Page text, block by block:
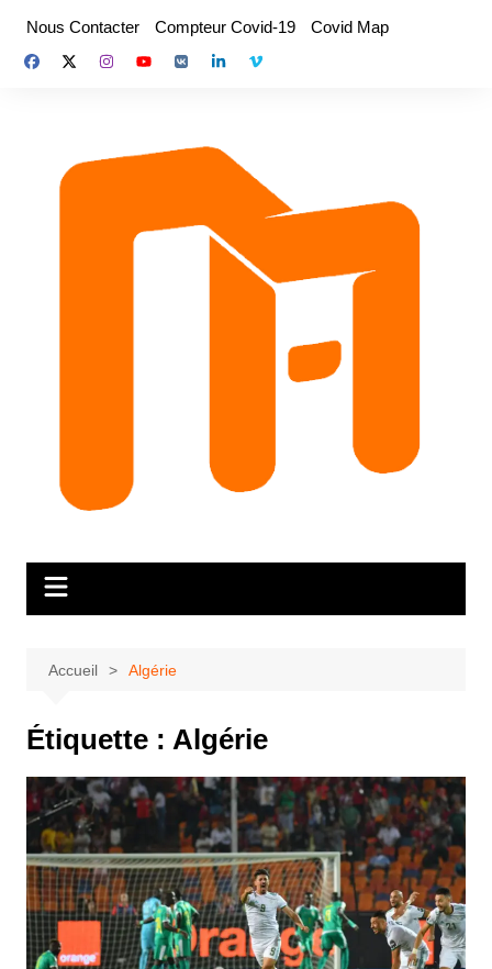
contenu
Nous Contacter Compteur Covid-19 Covid Map
Accueil Algérie
Étiquette : Algérie